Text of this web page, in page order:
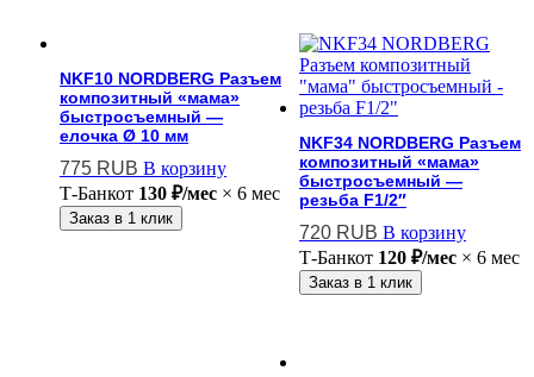
NKF10 NORDBERG Разъем
композитный «мама»
быстросъемный —
елочка Ø 10 мм
775 RUB В корзину
Т-Банкот 130 ₽/мес × 6 мес
Заказ в 1 клик
NKF34 NORDBERG Разъем
композитный «мама»
быстросъемный —
резьба F1/2″
720 RUB В корзину
Т-Банкот 120 ₽/мес× 6 мес
Заказ в 1 клик